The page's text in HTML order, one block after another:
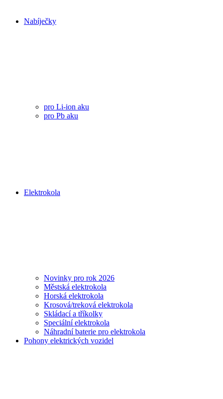
Nabíječky
pro Li-ion aku
pro Pb aku
Elektrokola
Novinky pro rok 2026
Městská elektrokola
Horská elektrokola
Krosová/treková elektrokola
Skládací a tříkolky
Speciální elektrokola
Náhradní baterie pro elektrokola
Pohony elektrických vozidel